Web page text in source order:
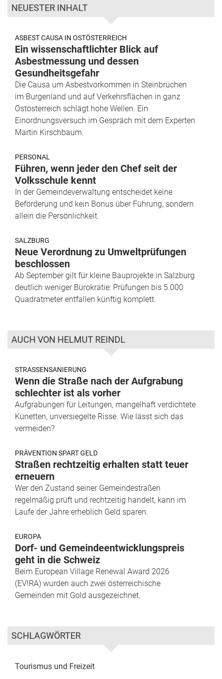
NEUESTER INHALT
ASBEST CAUSA IN OSTÖSTERREICH
Ein wissenschaftlichter Blick auf
Asbestmessung und dessen
Gesundheitsgefahr
Die Causa um Asbestvorkommen in Steinbrüchen
im Burgenland und auf Verkehrsflächen in ganz
Ostösterreich schlägt hohe Wellen. Ein
Einordnungsversuch im Gespräch mit dem Experten
Martin Kirschbaum.
PERSONAL
Führen, wenn jeder den Chef seit der
Volksschule kennt
In der Gemeindeverwaltung entscheidet keine
Beförderung und kein Bonus über Führung, sondern
allein die Persönlichkeit.
SALZBURG
Neue Verordnung zu Umweltprüfungen
beschlossen
Ab September gilt für kleine Bauprojekte in Salzburg
deutlich weniger Bürokratie: Prüfungen bis 5.000
Quadratmeter entfallen künftig komplett.
AUCH VON HELMUT REINDL
STRASSENSANIERUNG
Wenn die Straße nach der Aufgrabung
schlechter ist als vorher
Aufgrabungen für Leitungen, mangelhaft verdichtete
Künetten, unversiegelte Risse. Wie lässt sich das
vermeiden?
PRÄVENTION SPART GELD
Straßen rechtzeitig erhalten statt teuer
erneuern
Wer den Zustand seiner Gemeindestraßen
regelmäßig prüft und rechtzeitig handelt, kann im
Laufe der Jahre erheblich Geld sparen.
EUROPA
Dorf- und Gemeindeentwicklungspreis
geht in die Schweiz
Beim European Village Renewal Award 2026
(EV!RA) wurden auch zwei österreichische
Gemeinden mit Gold ausgezeichnet.
SCHLAGWÖRTER
Tourismus und Freizeit